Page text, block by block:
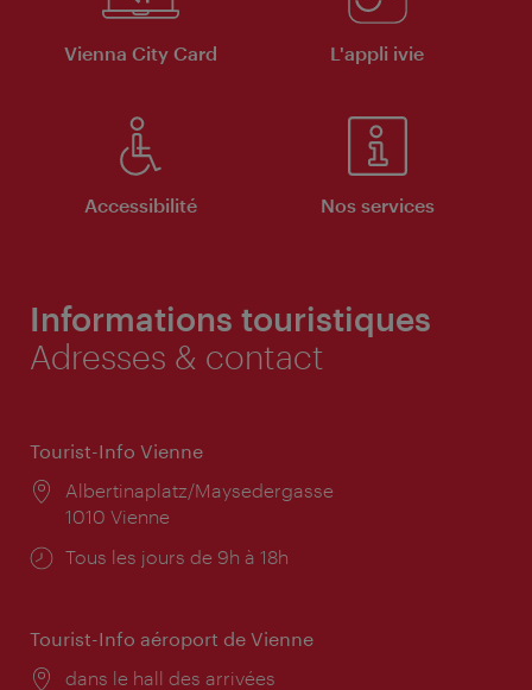
Vienna City Card L'appli ivie
Accessibilité Nos services
Informations touristiques
Adresses & contact
Tourist-Info Vienne
Lieu:
Albertinaplatz/Maysedergasse
1010 Vienne
Horaires
Tous les jours de 9h à 18h
Tourist-Info aéroport de Vienne
Lieu:
dans le hall des arrivées